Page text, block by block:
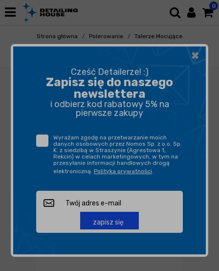
0
Strona główna Polerowanie
Talerze Mocujące
Talerze - Rotacja
×
Cześć Detailerze! :)
Zapisz się do naszego
newslettera
i odbierz kod rabatowy 5% na
pierwsze zakupy
Wyrażam zgodę na przetwarzanie moich
danych osobowych przez Nomos Sp. z o.o. Sp.
K. z siedzibą w Straszynie (Agrestowa 1,
Rekcin) w celach marketingowych, w tym na
przesyłanie informacji handlowych drogą
elektroniczną. Polityka prywatności.
zapisz się